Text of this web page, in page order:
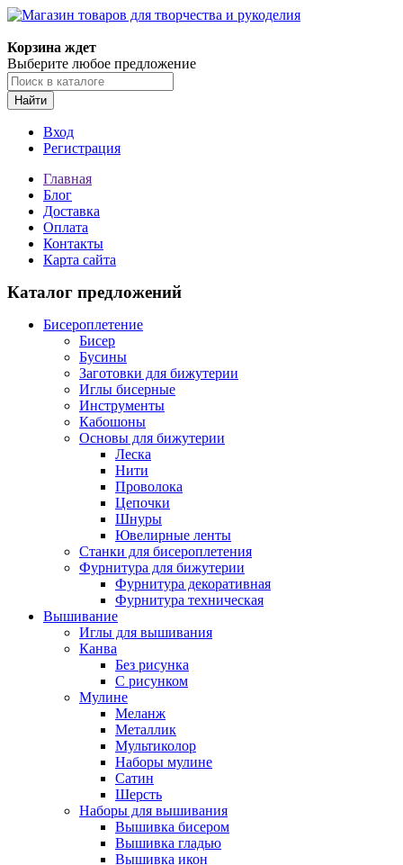
Корзина ждет
Выберите любое предложение
Найти
Вход
Регистрация
Главная
Блог
Доставка
Оплата
Контакты
Карта сайта
Каталог предложений
Бисероплетение
Бисер
Бусины
Заготовки для бижутерии
Иглы бисерные
Инструменты
Кабошоны
Основы для бижутерии
Леска
Нити
Проволока
Цепочки
Шнуры
Ювелирные ленты
Станки для бисероплетения
Фурнитура для бижутерии
Фурнитура декоративная
Фурнитура техническая
Вышивание
Иглы для вышивания
Канва
Без рисунка
С рисунком
Мулине
Меланж
Металлик
Мультиколор
Наборы мулине
Сатин
Шерсть
Наборы для вышивания
Вышивка бисером
Вышивка гладью
Вышивка икон